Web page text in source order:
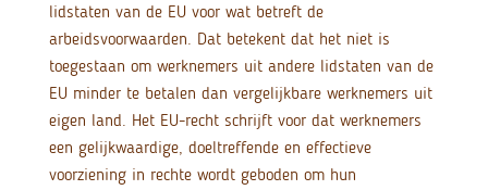
lidstaten van de EU voor wat betreft de
arbeidsvoorwaarden. Dat betekent dat het niet is
toegestaan om werknemers uit andere lidstaten van de
EU minder te betalen dan vergelijkbare werknemers uit
eigen land. Het EU-recht schrijft voor dat werknemers
een gelijkwaardige, doeltreffende en effectieve
voorziening in rechte wordt geboden om hun